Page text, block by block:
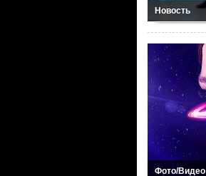
Новость
Фото/Видео